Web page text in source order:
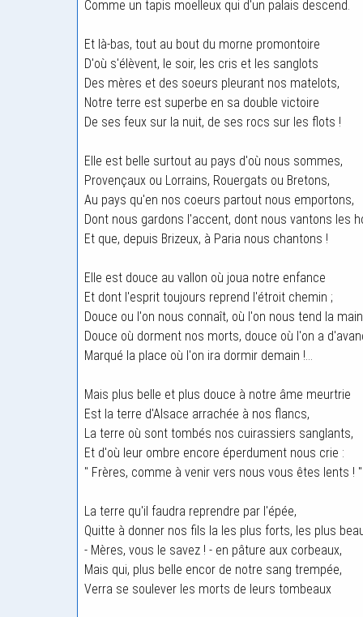
Comme un tapis moelleux qui d'un palais descend.
Et là-bas, tout au bout du morne promontoire
D'où s'élèvent, le soir, les cris et les sanglots
Des mères et des soeurs pleurant nos matelots,
Notre terre est superbe en sa double victoire
De ses feux sur la nuit, de ses rocs sur les flots !
Elle est belle surtout au pays d'où nous sommes,
Provençaux ou Lorrains, Rouergats ou Bretons,
Au pays qu'en nos coeurs partout nous emportons,
Dont nous gardons l'accent, dont nous vantons les
Et que, depuis Brizeux, à Paria nous chantons !
Elle est douce au vallon où joua notre enfance
Et dont l'esprit toujours reprend l'étroit chemin ;
Douce ou l'on nous connaît, où l'on nous tend la
Douce où dorment nos morts, douce où l'on a
Marqué la place où l'on ira dormir demain !...
Mais plus belle et plus douce à notre âme meurtrie
Est la terre d'Alsace arrachée à nos flancs,
La terre où sont tombés nos cuirassiers sanglants,
Et d'où leur ombre encore éperdument nous crie :
" Frères, comme à venir vers nous vous êtes lents ! "
La terre qu'il faudra reprendre par l'épée,
Quitte à donner nos fils la les plus forts, les plus
- Mères, vous le savez ! - en pâture aux corbeaux,
Mais qui, plus belle encor de notre sang trempée,
Verra se soulever les morts de leurs tombeaux